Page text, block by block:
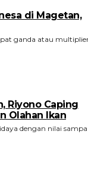
di Magetan,
ganda atau
Riyono Caping
Olahan Ikan
dengan nilai